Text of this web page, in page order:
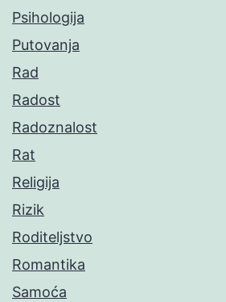
Psihologija
Putovanja
Rad
Radost
Radoznalost
Rat
Religija
Rizik
Roditeljstvo
Romantika
Samoća